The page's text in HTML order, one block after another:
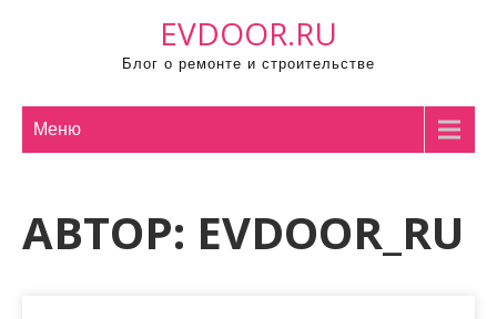
EVDOOR.RU
Блог о ремонте и строительстве
Меню
АВТОР: EVDOOR_RU